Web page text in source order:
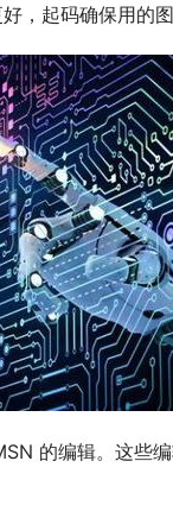
，起码确保用的图
的编辑。这些